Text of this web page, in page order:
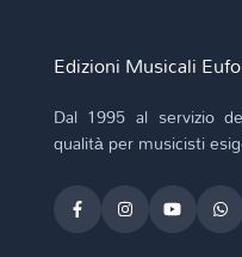
Edizioni Musicali
Dal 1995 al servizio
qualità per musicisti